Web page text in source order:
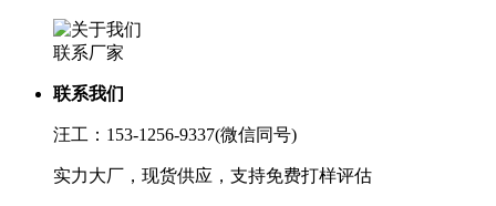
联系厂家
联系我们
汪工：153-1256-9337(微信同号)
实力大厂，现货供应，支持免费打样评估